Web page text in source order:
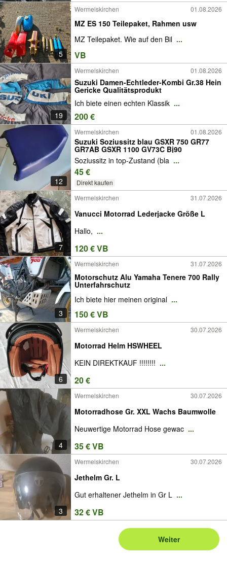
5
Wermelskirchen 01.08.2026
MZ ES 150 Teilepaket, Rahmen usw
MZ Teilepaket. Wie auf den Bil ...
VB
19
Wermelskirchen 01.08.2026
Suzuki Damen-Echtleder-Kombi Gr.38 Hein
Gericke Qualitätsprodukt
Ich biete einen echten Klassik ...
200 €
12
Wermelskirchen 01.08.2026
Suzuki Soziussitz blau GSXR 750 GR77
GR7AB GSXR 1100 GV73C Bj90
Soziussitz in top-Zustand (bla ...
45 €
Direkt kaufen
7
Wermelskirchen 31.07.2026
Vanucci Motorrad Lederjacke Größe L
Hallo, ...
120 € VB
3
Wermelskirchen 31.07.2026
Motorschutz Alu Yamaha Tenere 700 Rally
Unterfahrschutz
Ich biete hier meinen original ...
150 € VB
6
Wermelskirchen 30.07.2026
Motorrad Helm HSWHEEL
KEIN DIREKTKAUF !!!!!!!! ...
20 €
4
Wermelskirchen 30.07.2026
Motorradhose Gr. XXL Wachs Baumwolle
Neuwertige Motorrad Hose gewac ...
35 € VB
3
Wermelskirchen 30.07.2026
Jethelm Gr. L
Gut erhaltener Jethelm in Gr L ...
32 € VB
Weiter